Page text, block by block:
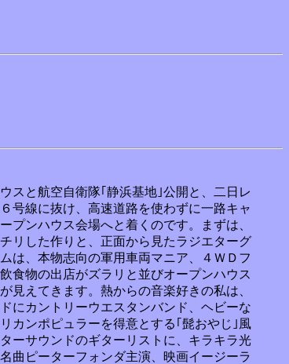
スと航空自衛隊｢静浜基地｣公開と、二日レ
号線に抜け、高速道路を使わずに一路キャ
プンハウス会場へと着くのです。まずは、
リした作りと、正面から見たラジエターグ
は、本物志向の軍用車両マニア、４ＷＤフ
食物の出店がズラリと並びオープンハウス
えてきます。熱からの音楽好きの私は、
にカントリーウエスタンバンド、ヘビーな
カンポピュラーを得意とする｢髭おやじ｣風
ーサウンドのギターリストに、キラキラ光
曲ピーターフォンダ主演、映画イージーラ